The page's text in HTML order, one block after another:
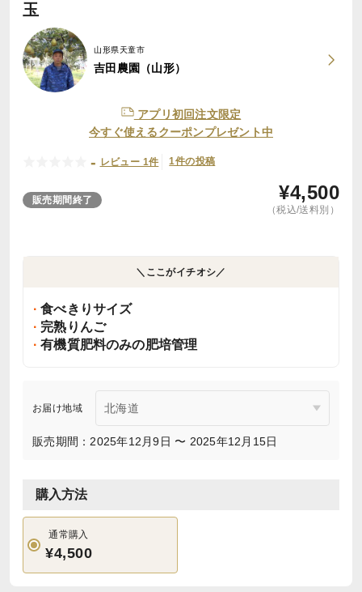
玉
山形県天童市
吉田農園（山形）
アプリ初回注文限定
今すぐ使えるクーポンプレゼント中
- レビュー 1件 1件の投稿
販売期間終了 ¥4,500
（税込/送料別）
＼ここがイチオシ／
食べきりサイズ
完熟りんご
有機質肥料のみの肥培管理
お届け地域
販売期間：2025年12月9日 〜 2025年12月15日
購入方法
通常購入
¥4,500